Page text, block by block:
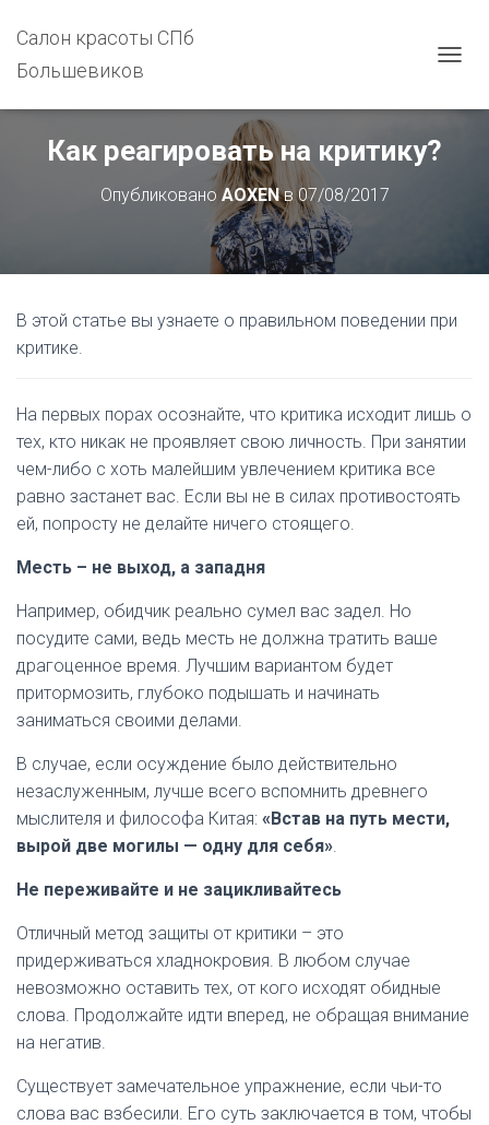
Салон красоты СПб
Большевиков
Р
Ь
А
Ц
И
Как реагировать на критику?
Опубликовано AOXENв07/08/2017
В этой статье вы узнаете о правильном поведении при
критике.
На первых порах осознайте, что критика исходит лишь о
тех, кто никак не проявляет свою личность. При занятии
чем-либо с хоть малейшим увлечением критика все
равно застанет вас. Если вы не в силах противостоять
ей, попросту не делайте ничего стоящего.
Месть – не выход, а западня
Например, обидчик реально сумел вас задел. Но
посудите сами, ведь месть не должна тратить ваше
драгоценное время. Лучшим вариантом будет
притормозить, глубоко подышать и начинать
заниматься своими делами.
В случае, если осуждение было действительно
незаслуженным, лучше всего вспомнить древнего
мыслителя и философа Китая: «Встав на путь мести,
вырой две могилы — одну для себя».
Не переживайте и не зацикливайтесь
Отличный метод защиты от критики – это
придерживаться хладнокровия. В любом случае
невозможно оставить тех, от кого исходят обидные
слова. Продолжайте идти вперед, не обращая внимание
на негатив.
Существует замечательное упражнение, если чьи-то
слова вас взбесили. Его суть заключается в том, чтобы